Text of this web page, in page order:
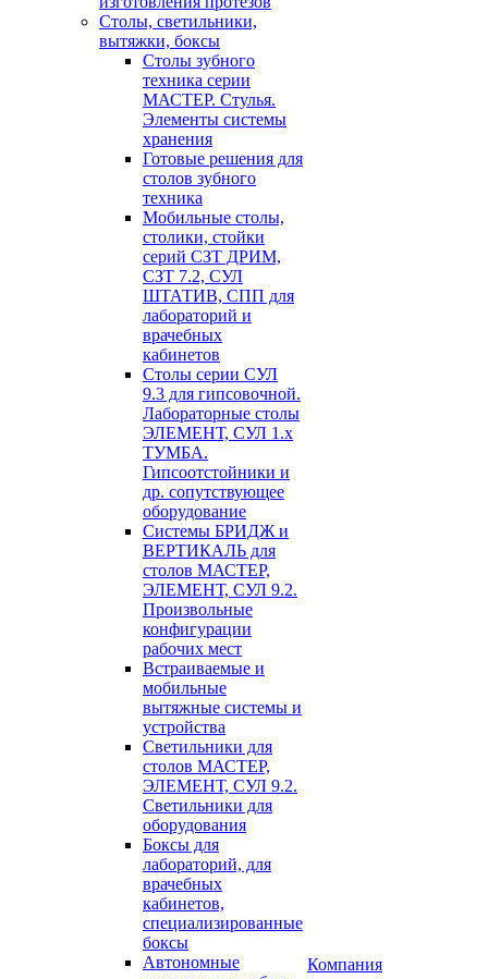
Cтолы, светильники,
вытяжки, боксы
Столы зубного
техника серии
МАСТЕР. Стулья.
Элементы системы
хранения
Готовые решения для
столов зубного
техника
Мобильные столы,
столики, стойки
серий СЗТ ДРИМ,
СЗТ 7.2, СУЛ
ШТАТИВ, СПП для
лабораторий и
врачебных
кабинетов
Столы серии СУЛ
9.3 для гипсовочной.
Лабораторные столы
ЭЛЕМЕНТ, СУЛ 1.х
ТУМБА.
Гипсоотстойники и
др. сопутствующее
оборудование
Системы БРИДЖ и
ВЕРТИКАЛЬ для
столов МАСТЕР,
ЭЛЕМЕНТ, СУЛ 9.2.
Произвольные
конфигурации
рабочих мест
Встраиваемые и
мобильные
вытяжные системы и
устройства
Светильники для
столов МАСТЕР,
ЭЛЕМЕНТ, СУЛ 9.2.
Светильники для
оборудования
Боксы для
лабораторий, для
врачебных
кабинетов,
специализированные
боксы
Автономные
Компания